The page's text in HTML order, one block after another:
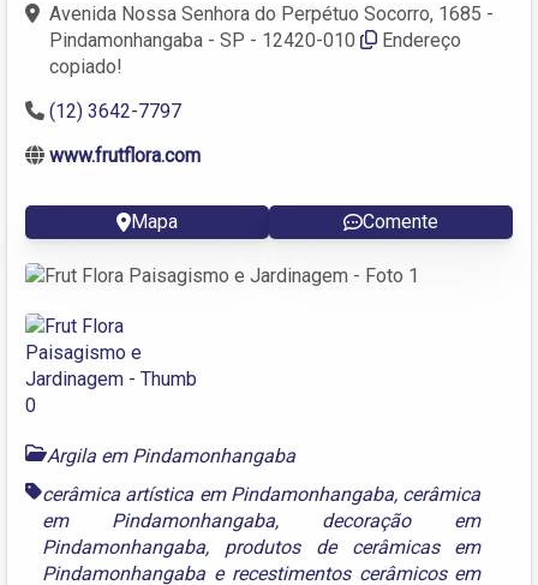
Avenida Nossa Senhora do Perpétuo Socorro, 1685 -
Pindamonhangaba - SP - 12420-010
Endereço
copiado!
(12) 3642-7797
www.frutflora.com
Mapa Comente
Argila em Pindamonhangaba
cerâmica artística em Pindamonhangaba, cerâmica
em Pindamonhangaba, decoração em
Pindamonhangaba, produtos de cerâmicas em
Pindamonhangaba e recestimentos cerâmicos em